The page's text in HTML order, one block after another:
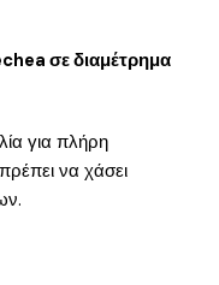
σε διαμέτρημα
για πλήρη
να χάσει